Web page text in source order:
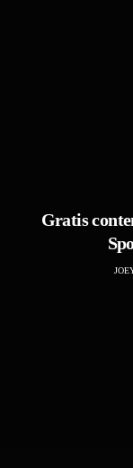
Gratis